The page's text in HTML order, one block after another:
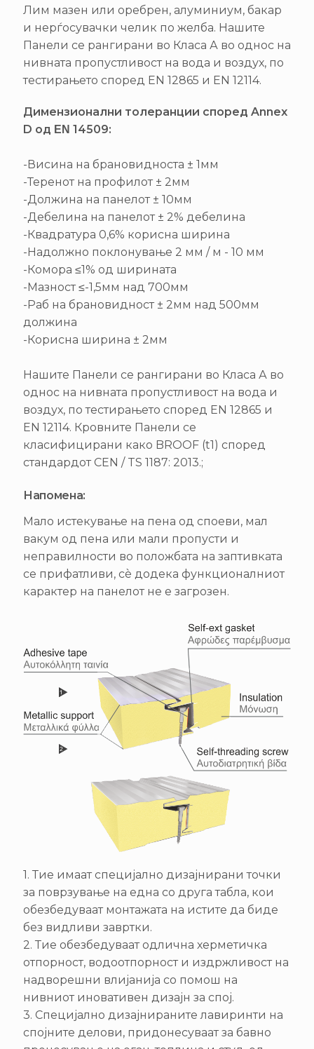
Лим мазен или оребрен, алуминиум, бакар
и нерѓосувачки челик по желба. Нашите
Панели се рангирани во Класа А во однос на
нивната пропустливост на вода и воздух, по
тестирањето според EN 12865 и EN 12114.
Димензионални толеранции според Annex
D од ΕΝ 14509:
-Висина на брановидноста ± 1мм
-Теренот на профилот ± 2мм
-Должина на панелот ± 10мм
-Дебелина на панелот ± 2% дебелина
-Квадратура 0,6% корисна ширина
-Надолжно поклонување 2 мм / м - 10 мм
-Комора ≤1% од ширината
-Мазност ≤-1,5мм над 700мм
-Раб на брановидност ± 2мм над 500мм
должина
-Корисна ширина ± 2мм
Нашите Панели се рангирани во Класа А во
однос на нивната пропустливост на вода и
воздух, по тестирањето според EN 12865 и
EN 12114. Кровните Панели се
класифицирани како BROOF (t1) според
стандардот CEN / TS 1187: 2013.;
Напомена:
Мало истекување на пена од споеви, мал
вакум од пена или мали пропусти и
неправилности во положбата на заптивката
се прифатливи, сè додека функционалниот
карактер на панелот не е загрозен.
1. Тие имаат специјално дизајнирани точки
за поврзување на една со друга табла, кои
обезбедуваат монтажата на истите да биде
без видливи завртки.
2. Тие обезбедуваат одлична херметичка
отпорност, водоотпорност и издржливост на
надворешни влијанија со помош на
нивниот иновативен дизајн за спој.
3. Специјално дизајнираните лавиринти на
спојните делови, придонесуваат за бавно